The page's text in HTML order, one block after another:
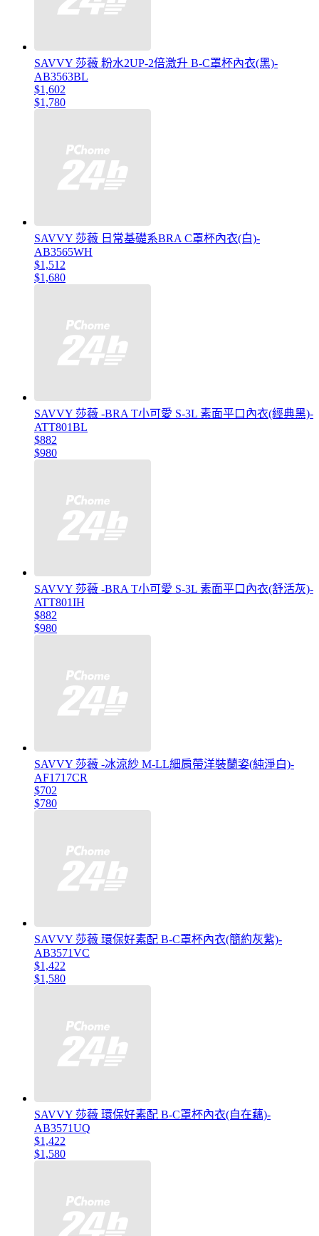
SAVVY 莎薇 粉水2UP-2倍激升 B-C罩杯內衣(黑)-
AB3563BL
$1,602
$1,780
SAVVY 莎薇 日常基礎系BRA C罩杯內衣(白)-
AB3565WH
$1,512
$1,680
SAVVY 莎薇 -BRA T小可愛 S-3L 素面平口內衣(經典黑)-
ATT801BL
$882
$980
SAVVY 莎薇 -BRA T小可愛 S-3L 素面平口內衣(舒活灰)-
ATT801IH
$882
$980
SAVVY 莎薇 -冰涼紗 M-LL細肩帶洋裝蘭姿(純淨白)-
AF1717CR
$702
$780
SAVVY 莎薇 環保好素配 B-C罩杯內衣(簡約灰紫)-
AB3571VC
$1,422
$1,580
SAVVY 莎薇 環保好素配 B-C罩杯內衣(自在藕)-
AB3571UQ
$1,422
$1,580